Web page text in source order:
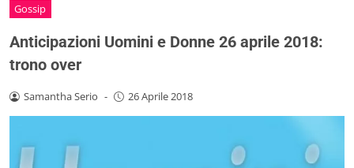
Gossip
Anticipazioni Uomini e Donne 26 aprile 2018:
trono over
Samantha Serio - 26 Aprile 2018